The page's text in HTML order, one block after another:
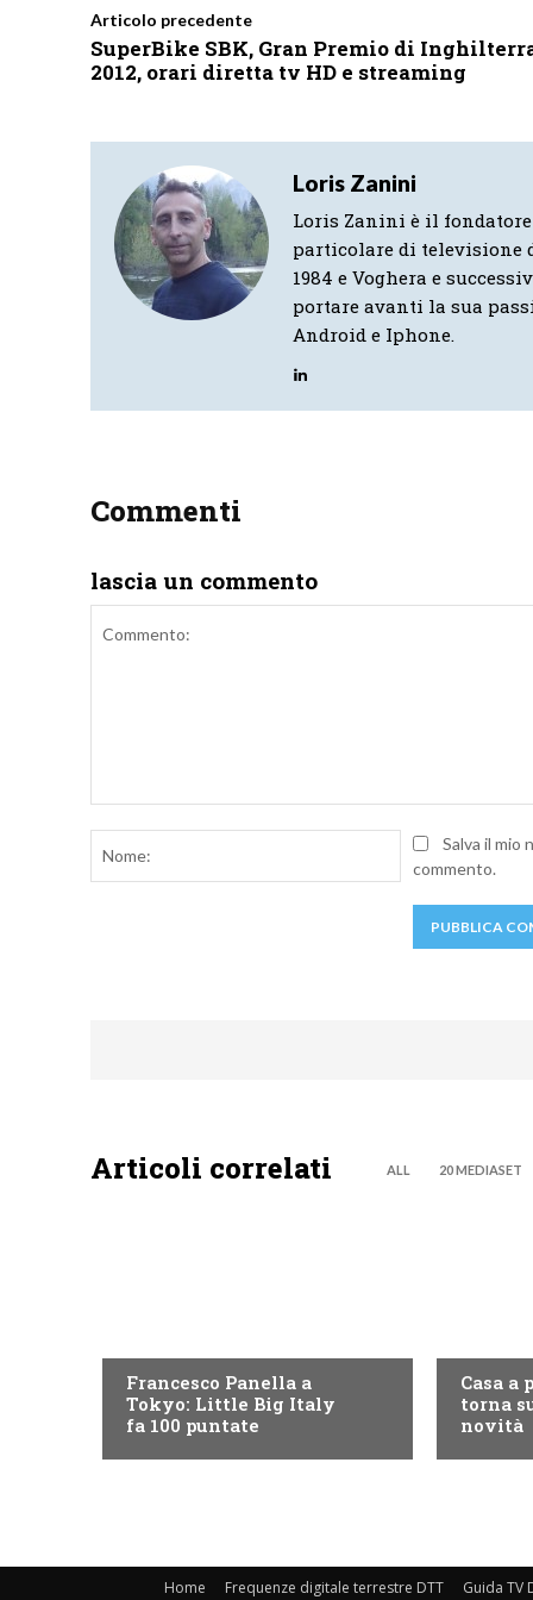
Articolo precedente
SuperBike SBK, Gran Premio di
2012, orari diretta tv HD e streaming
Loris Zanini
Loris Zanini è il
particolare di televisione
1984 e Voghera e
portare avanti la sua
Android e Iphone.
Commenti
lascia un commento
Nome:Salva il mio
commento.
Articoli correlati ALL 20 MEDIASET
Francesco Panella a
Tokyo: Little Big Italy
fa 100 puntate
Casa a
torna
novità
Home Frequenze digitale terrestre DTT Guida TV